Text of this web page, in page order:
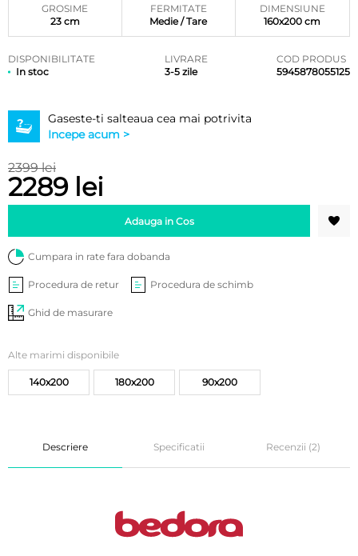
GROSIME
23 cm
FERMITATE
Medie / Tare
DIMENSIUNE
160x200 cm
DISPONIBILITATE
In stoc
LIVRARE
3-5 zile
COD PRODUS
5945878055125
Gaseste-ti salteaua cea mai potrivita
Incepe acum >
2399 lei
2289 lei
Adauga in Cos
Cumpara in rate fara dobanda
Procedura de retur Procedura de schimb
Ghid de masurare
Alte marimi disponibile
140x200 180x200 90x200
Descriere Specificatii Recenzii (2)